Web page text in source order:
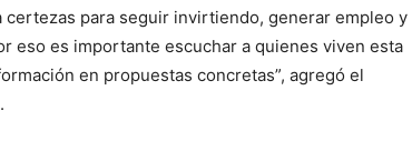
para seguir invirtiendo, generar empleo y
eso es importante escuchar a quienes viven esta
en propuestas concretas”, agregó el